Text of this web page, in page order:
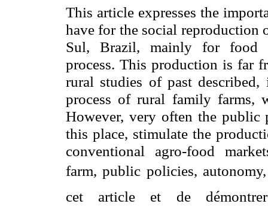
This article expresses the
have for the social reproduction
Sul, Brazil, mainly for food
process. This production is far
rural studies of past
process of rural family farms,
However, very often the public
this place, stimulate the
conventional agro-food
farm, public policies,
cet article et de